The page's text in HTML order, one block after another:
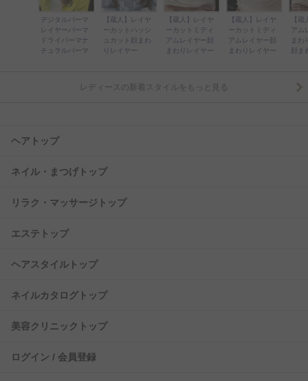
デジタルパーマ
レイヤーパーマ
ドライパーマナ
チュラルパーマ
【蔵人】レイヤ
ーカットハッシ
ュカット顔まわ
りレイヤー
【蔵人】レイヤ
ーカットミディ
アムレイヤー顔
まわりレイヤー
【蔵人】レイヤ
ーカットミディ
アムレイヤー顔
まわりレイヤー
【
アム
ま
顔ま
レディースの新着スタイルをもっと見る
ヘアトップ
ネイル・まつげトップ
リラク・マッサージトップ
エステトップ
ヘアスタイルトップ
ネイルカタログトップ
美容クリニックトップ
ログイン / 会員登録